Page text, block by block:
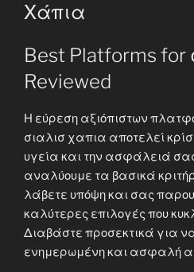
Χάπια
Best Platforms for
Reviewed
Η εύρεση αξιόπιστων
σιαλισ χαπια αποτελεί
υγεία και την ασφάλειά
αναλύουμε τα βασικά
λάβετε υπόψη και σας
καλύτερες επιλογές που
Διαβάστε προσεκτικά για
ενημερωμένη και ασφαλή